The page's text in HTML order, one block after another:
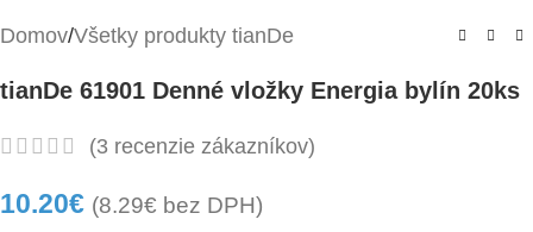
Domov/Všetky produkty tianDe
tianDe 61901 Denné vložky Energia bylín 20ks
(3 recenzie zákazníkov)
10.20€ (8.29€ bez DPH)